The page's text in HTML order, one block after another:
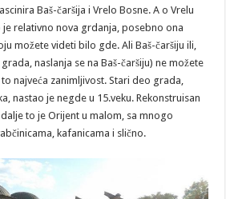
Baš-čaršija i Vrelo Bosne. A o Vrelu
je relativno nova grdanja, posebno ona
možete videti bilo gde. Ali Baš-čaršiju ili,
naslanja se na Baš-čaršiju) ne možete
najveća zanimljivost. Stari deo grada,
nastao je negde u 15.veku. Rekonstruisan
to je Orijent u malom, sa mnogo
kafanicama i slično.